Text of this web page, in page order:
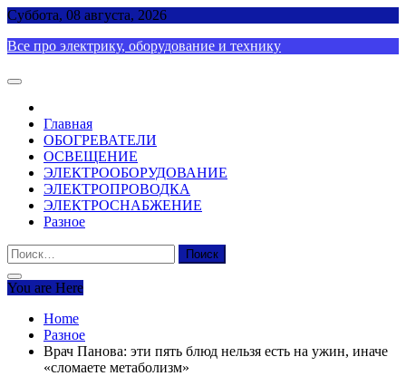
Skip
content
Суббота, 08 августа, 2026
Все про электрику, оборудование и технику
Главная
ОБОГРЕВАТЕЛИ
ОСВЕЩЕНИЕ
ЭЛЕКТРООБОРУДОВАНИЕ
ЭЛЕКТРОПРОВОДКА
ЭЛЕКТРОСНАБЖЕНИЕ
Разное
Найти:
You are Here
Home
Разное
Врач Панова: эти пять блюд нельзя есть на ужин, иначе
«сломаете метаболизм»